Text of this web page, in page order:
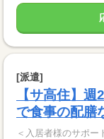
[派遣]
【サ高住】
で食事の配膳
＜入居者様のサポ